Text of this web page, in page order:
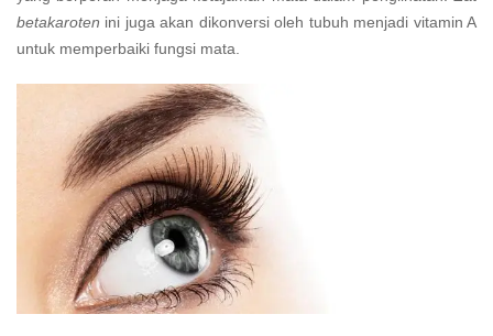
betakaroten ini juga akan dikonversi oleh tubuh menjadi vitamin A
untuk memperbaiki fungsi mata.